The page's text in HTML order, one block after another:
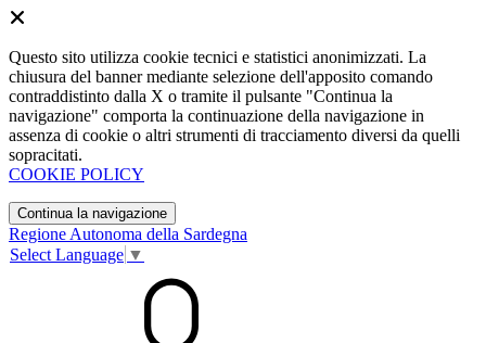
Questo sito utilizza cookie tecnici e statistici anonimizzati. La
chiusura del banner mediante selezione dell'apposito comando
contraddistinto dalla X o tramite il pulsante "Continua la
navigazione" comporta la continuazione della navigazione in
assenza di cookie o altri strumenti di tracciamento diversi da quelli
sopracitati.
COOKIE POLICY
Continua la navigazione
Regione Autonoma della Sardegna
Select Language ▼